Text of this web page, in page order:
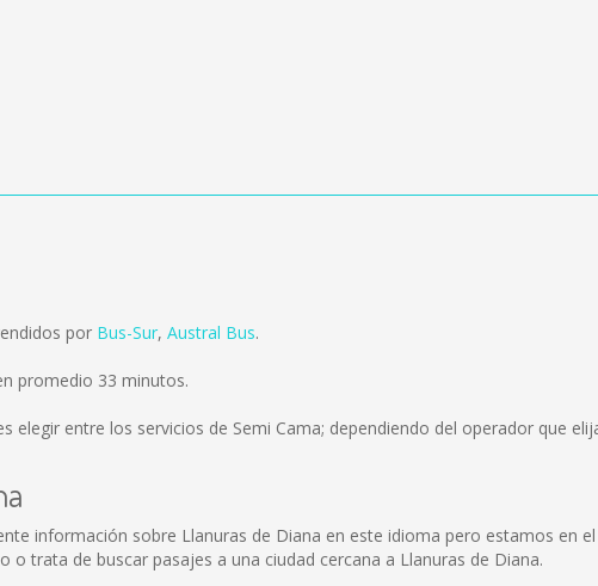
por Bus-Sur, Austral Bus.
promedio 33 minutos.
elegir entre los servicios de Semi Cama; dependiendo del operador que
información sobre Llanuras de Diana en este idioma pero estamos en
trata de buscar pasajes a una ciudad cercana a Llanuras de Diana.